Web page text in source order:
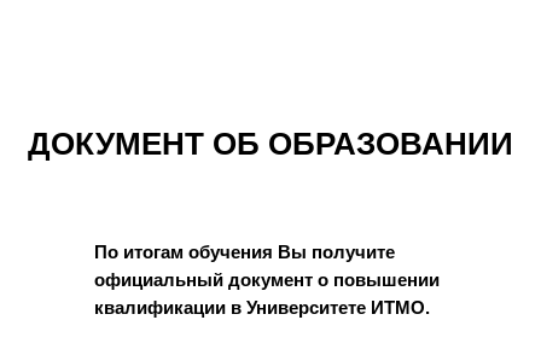
ДОКУМЕНТ ОБ ОБРАЗОВАНИИ
По итогам обучения Вы получите
официальный документ о повышении
квалификации в Университете ИТМО.